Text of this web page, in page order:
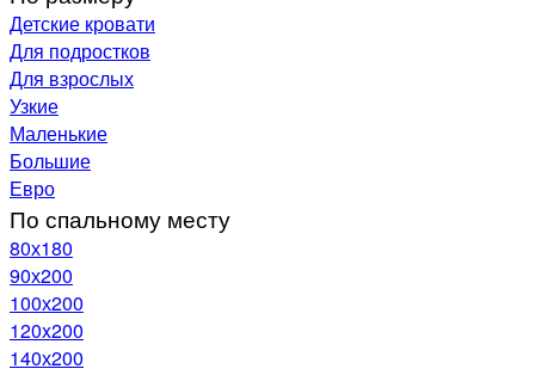
Детские кровати
Для подростков
Для взрослых
Узкие
Маленькие
Большие
Евро
По спальному месту
80х180
90х200
100х200
120x200
140х200